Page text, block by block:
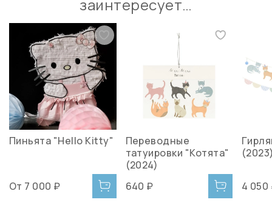
заинтересует…
Пиньята "Hello Kitty"
От 7 000 ₽
Переводные
татуировки "Котята"
(2024)
640 ₽
4 050